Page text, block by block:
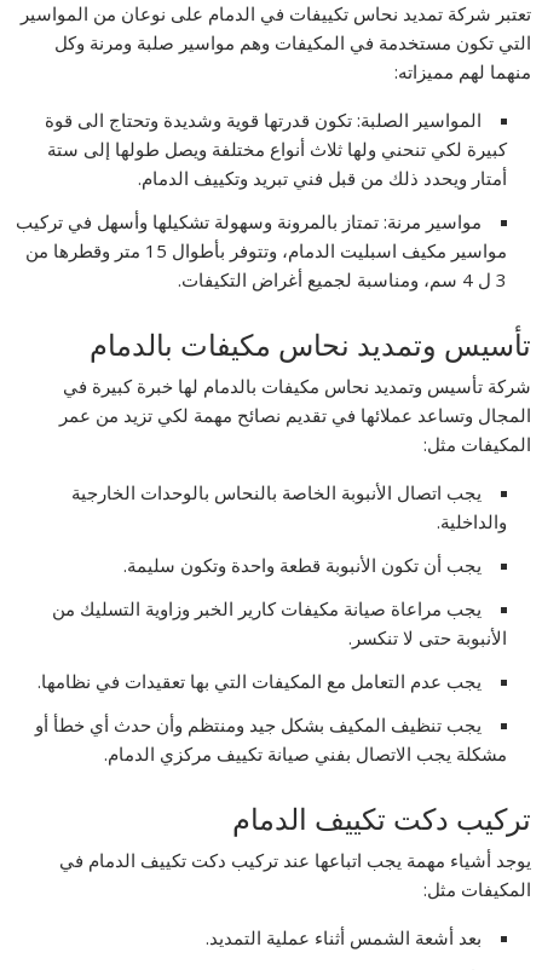
تعتبر شركة تمديد نحاس تكييفات في الدمام على نوعان من المواسير
التي تكون مستخدمة في المكيفات وهم مواسير صلبة ومرنة وكل
منهما لهم مميزاته:
المواسير الصلبة: تكون قدرتها قوية وشديدة وتحتاج الى قوة
كبيرة لكي تنحني ولها ثلاث أنواع مختلفة ويصل طولها إلى ستة
أمتار ويحدد ذلك من قبل فني تبريد وتكييف الدمام.
مواسير مرنة: تمتاز بالمرونة وسهولة تشكيلها وأسهل في تركيب
مواسير مكيف اسبليت الدمام، وتتوفر بأطوال 15 متر وقطرها من
3 ل 4 سم، ومناسبة لجميع أغراض التكيفات.
تأسيس وتمديد نحاس مكيفات بالدمام
شركة تأسيس وتمديد نحاس مكيفات بالدمام لها خبرة كبيرة في
المجال وتساعد عملائها في تقديم نصائح مهمة لكي تزيد من عمر
المكيفات مثل:
يجب اتصال الأنبوبة الخاصة بالنحاس بالوحدات الخارجية
والداخلية.
يجب أن تكون الأنبوبة قطعة واحدة وتكون سليمة.
يجب مراعاة صيانة مكيفات كارير الخبر وزاوية التسليك من
الأنبوبة حتى لا تنكسر.
يجب عدم التعامل مع المكيفات التي بها تعقيدات في نظامها.
يجب تنظيف المكيف بشكل جيد ومنتظم وأن حدث أي خطأ أو
مشكلة يجب الاتصال بفني صيانة تكييف مركزي الدمام.
تركيب دكت تكييف الدمام
يوجد أشياء مهمة يجب اتباعها عند تركيب دكت تكييف الدمام في
المكيفات مثل:
بعد أشعة الشمس أثناء عملية التمديد.